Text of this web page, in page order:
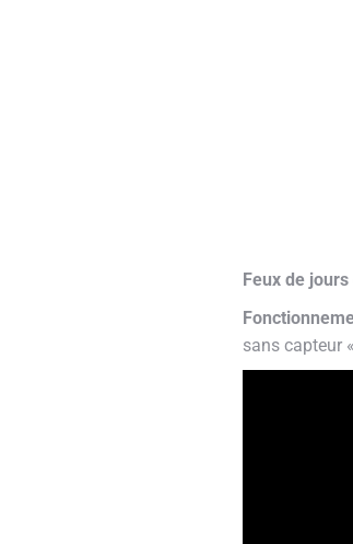
Feux de
sans capteur